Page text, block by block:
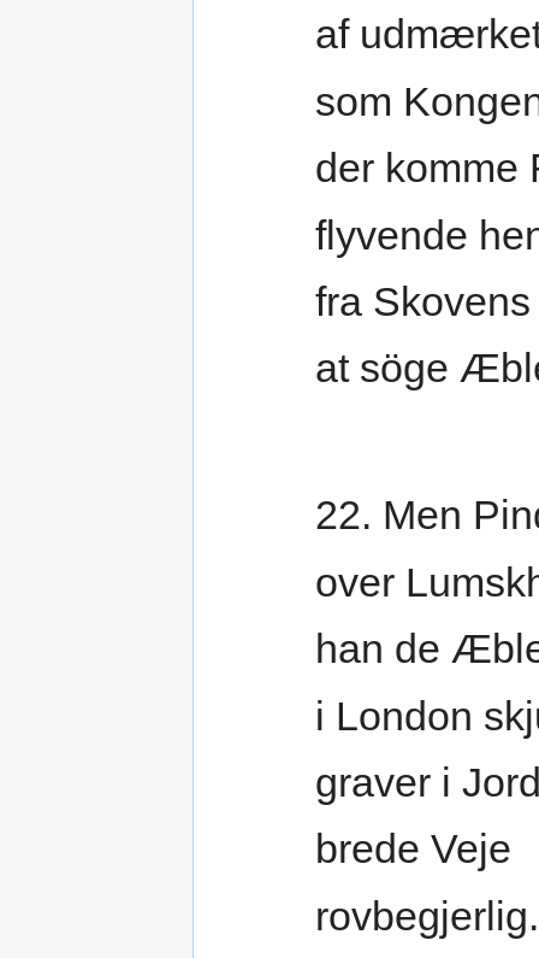
af
som
der komme
flyvende
fra
at söge
22. Men
over
han de
i London
graver i
brede Veje
rovbegjerlig.